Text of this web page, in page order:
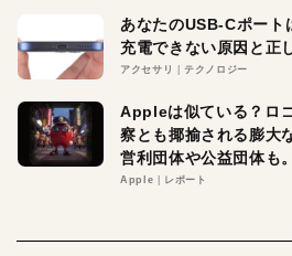
あなたのUSB-Cポート
充電できない原因と正
アクセサリ テクノロジー
Appleは似ている？ロ
察とも揶揄される膨大
営利団体や公益団体も
る理由とは
Apple レポート